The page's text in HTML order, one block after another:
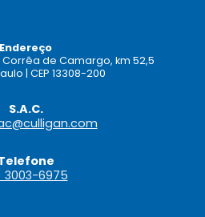
Endereço
de Camargo, km 52,5
| CEP 13308-200
S.A.C.
3003-6975